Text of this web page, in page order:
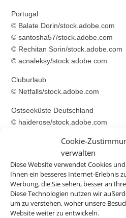
Cookie-
verwalten
Diese Website verwendet Cookies
Ihnen ein besseres Internet-Erlebnis
Werbung, die Sie sehen, besser an
Diese Technologien nutzen wir
um zu verstehen, woher unsere
Website weiter zu entwickeln.
Portugal
© Balate Dorin/stock.adobe.com
© santosha57/stock.adobe.com
© Rechitan Sorin/stock.adobe.com
© acnaleksy/stock.adobe.com
Cluburlaub
© Netfalls/stock.adobe.com
Ostseeküste Deutschland
© haiderose/stock.adobe.com
© andrzej2012/stock.adobe.com
© Sebastian Weimar/
Bodensee
© Marc Kunze/stock.adobe.com
© Stephan Hehler/stock.adobe.com
© hungry_herbivore/